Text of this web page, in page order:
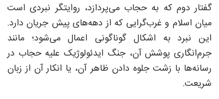
گفتار دوم که به حجاب می‌پردازد، روایتگر نبردی است
میان اسلام و غرب‌گرایی که از دهه‌های پیش جریان دارد.
این نبرد به اشکال گوناگونی اعمال می‌شود؛ مانند
جرم‌انگاری پوشش آن، جنگ ایدئولوژیک علیه حجاب در
رسانه‌ها با زشت جلوه دادن ظاهر آن، یا انکار آن از زبان
شریعت.